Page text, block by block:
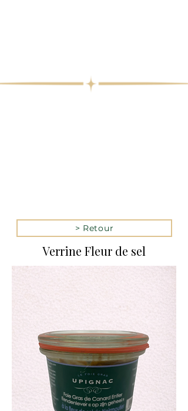
> Retour
Verrine Fleur de sel